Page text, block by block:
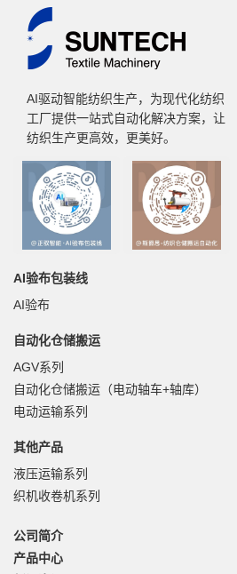
AI驱动智能纺织生产，为现代化纺织
工厂提供一站式自动化解决方案，让
纺织生产更高效，更美好。
AI验布包装线
AI验布
自动化仓储搬运
AGV系列
自动化仓储搬运（电动轴车+轴库）
电动运输系列
其他产品
液压运输系列
织机收卷机系列
公司简介
产品中心